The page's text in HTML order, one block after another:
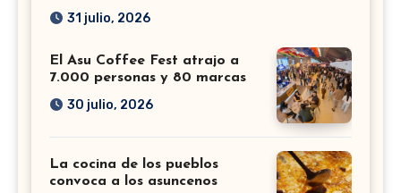
31 julio, 2026
El Asu Coffee Fest atrajo a
7.000 personas y 80 marcas
30 julio, 2026
La cocina de los pueblos
convoca a los asuncenos